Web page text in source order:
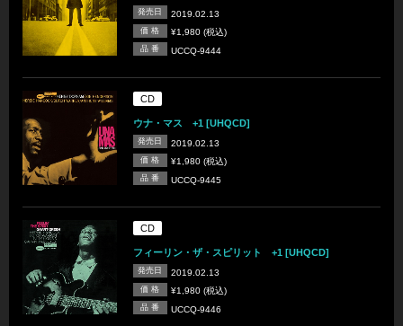
発売日 2019.02.13
価 格 ¥1,980 (税込)
品 番 UCCQ-9444
CD
ウナ・マス +1 [UHQCD]
発売日 2019.02.13
価 格 ¥1,980 (税込)
品 番 UCCQ-9445
CD
フィーリン・ザ・スピリット +1 [UHQCD]
発売日 2019.02.13
価 格 ¥1,980 (税込)
品 番 UCCQ-9446